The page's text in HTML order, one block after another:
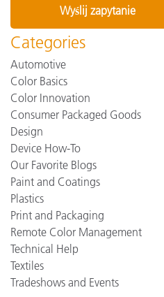
Categories
Automotive
Color Basics
Color Innovation
Consumer Packaged Goods
Design
Device How-To
Our Favorite Blogs
Paint and Coatings
Plastics
Print and Packaging
Remote Color Management
Technical Help
Textiles
Tradeshows and Events